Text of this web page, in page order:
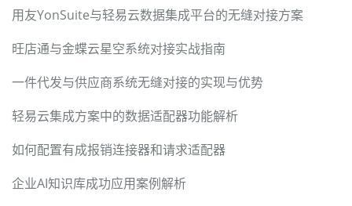
用友YonSuite与轻易云数据集成平台的无缝对接方案
旺店通与金蝶云星空系统对接实战指南
一件代发与供应商系统无缝对接的实现与优势
轻易云集成方案中的数据适配器功能解析
如何配置有成报销连接器和请求适配器
企业AI知识库成功应用案例解析